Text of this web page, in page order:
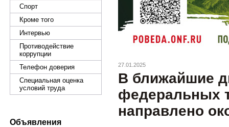
Спорт
Кроме того
Интервью
Противодействие
коррупции
Телефон доверия
Специальная оценка
условий труда
Объявления
27.01.2025
В ближайшие
федеральных
направлено